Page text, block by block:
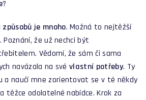
?
je mnoho. Možná to nejtěžší
. Poznání, že už nechci být
Vědomí, že sám či sama
navázala na svévlastní potřeby. Ty
a naučí mne zorientovat se v té někdy
těžce odolatelné nabídce. Krok za